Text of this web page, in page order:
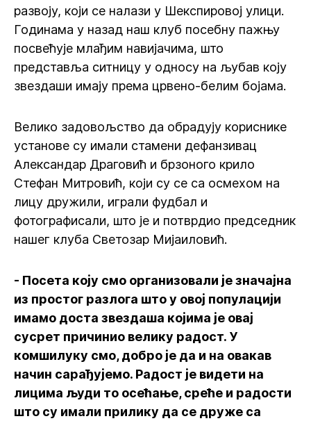
развоју, који се налази у Шекспировој улици.
Годинама у назад наш клуб посебну пажњу
посвећује млађим навијачима, што
представља ситницу у односу на љубав коју
звездаши имају према црвено-белим бојама.
Велико задовољство да обрадују кориснике
установе су имали стамени дефанзивац
Александар Драговић и брзоного крило
Стефан Митровић, који су се са осмехом на
лицу дружили, играли фудбал и
фотографисали, што је и потврдио председник
нашег клуба Светозар Мијаиловић.
- Посета коју смо организовали је значајна
из простог разлога што у овој популацији
имамо доста звездаша којима је овај
сусрет причинио велику радост. У
комшилуку смо, добро је да и на овакав
начин сарађујемо. Радост је видети на
лицима људи то осећање, среће и радости
што су имали прилику да се друже са